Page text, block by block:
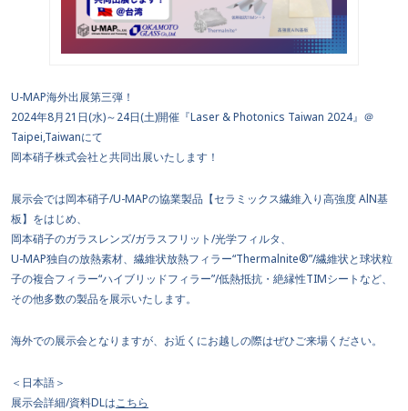
U-MAP海外出展第三弾！
2024年8月21日(水)～24日(土)開催『Laser & Photonics Taiwan 2024』＠
Taipei,Taiwanにて
岡本硝子株式会社と共同出展いたします！
展示会では岡本硝子/U-MAPの協業製品【セラミックス繊維入り高強度 AlN基
板】をはじめ、
岡本硝子のガラスレンズ/ガラスフリット/光学フィルタ、
U-MAP独自の放熱素材、繊維状放熱フィラー“Thermalnite®”/繊維状と球状粒
子の複合フィラー“ハイブリッドフィラー”/低熱抵抗・絶縁性TIMシートなど、
その他多数の製品を展示いたします。
海外での展示会となりますが、お近くにお越しの際はぜひご来場ください。
＜日本語＞
展示会詳細/資料DLはこちら